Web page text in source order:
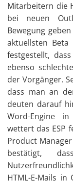
Mitarbeitern die
bei neuen
Bewegung
aktuellsten
festgestellt,
ebenso
der Vorgänger.
dass man an
deuten darauf
Word-Engine
wettert das ESP
Product
bestätigt,
HTML-E-Mails